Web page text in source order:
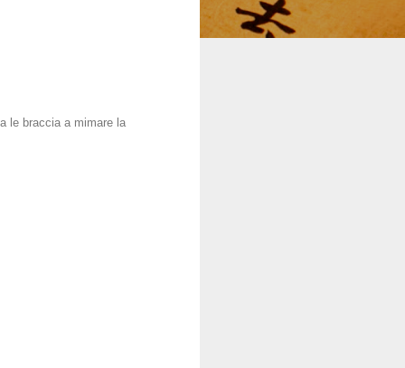
le braccia a mimare la